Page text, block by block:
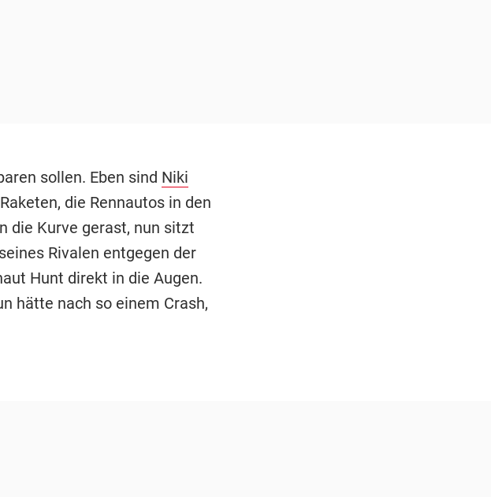
sollen. Eben sind Niki
die Rennautos in den
die Kurve gerast, nun sitzt
Rivalen entgegen der
Hunt direkt in die Augen.
hätte nach so einem Crash,